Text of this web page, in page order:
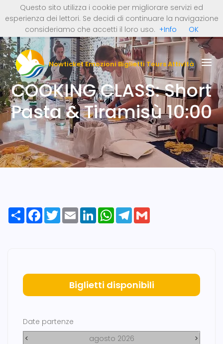
Italiano
English
Deutsch
Nederlands
0 Articoli (0 €)
REGISTRATI ORA
LOGIN
Nowticket Emozioni Biglietti Tours Attività
COOKING CLASS: Short
Pasta & Tiramisù 10:00
ShareFacebook
TwitterEmail LinkedInWhatsApp
Telegram
Biglietti disponibili
Date partenze
<
agosto 2026
>
Questo sito utilizza i cookie per migliorare servizi ed
esperienza dei lettori. Se decidi di continuare la navigazione
consideriamo che accetti il loro uso. +Info OK